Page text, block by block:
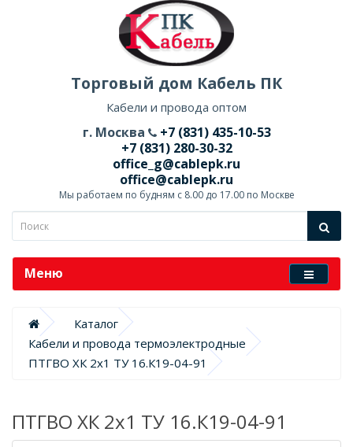
Торговый дом Кабель ПК
Кабели и провода оптом
г. Москва
+7 (831) 435-10-53
+7 (831) 280-30-32
office_g@cablepk.ru
office@cablepk.ru
Мы работаем по будням с 8.00 до 17.00 по Москве
Меню
Каталог
Кабели и провода термоэлектродные
ПТГВО ХК 2х1 ТУ 16.К19-04-91
ПТГВО ХК 2х1 ТУ 16.К19-04-91